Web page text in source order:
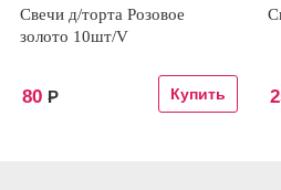
Свечи д/торта Розовое
золото 10шт/V
80 Р